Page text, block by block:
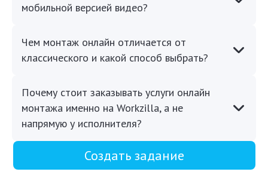
мобильной версией видео?
Чем монтаж онлайн отличается от
классического и какой способ выбрать?
Почему стоит заказывать услуги онлайн
монтажа именно на Workzilla, а не
напрямую у исполнителя?
Создать задание